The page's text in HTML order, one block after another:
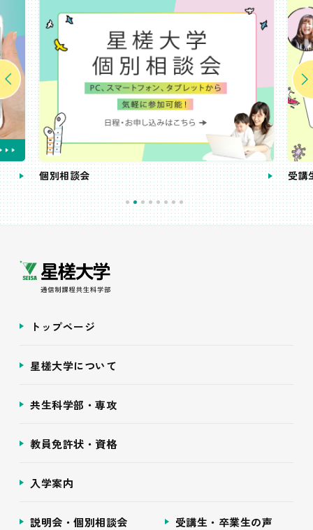
個別相談会 受講
トップページ
星槎大学について
共生科学部・専攻
教員免許状・資格
入学案内
説明会・個別相談会 受講生・卒業生の声